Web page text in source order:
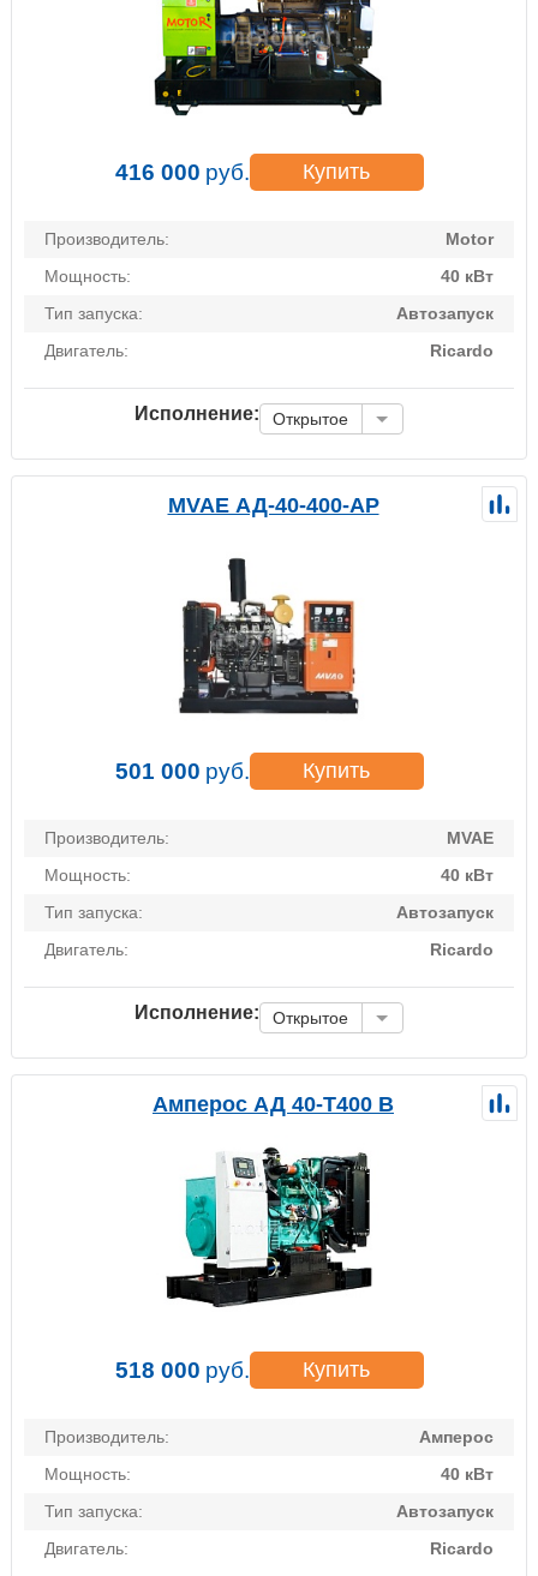
416 000 руб. Купить
Производитель:
Motor
Мощность:
40 кВт
Тип запуска:
Автозапуск
Двигатель:
Ricardo
Исполнение: Открытое
MVAE АД-40-400-АР
501 000 руб. Купить
Производитель:
MVAE
Мощность:
40 кВт
Тип запуска:
Автозапуск
Двигатель:
Ricardo
Исполнение: Открытое
Амперос АД 40-Т400 B
518 000 руб. Купить
Производитель:
Амперос
Мощность:
40 кВт
Тип запуска:
Автозапуск
Двигатель:
Ricardo